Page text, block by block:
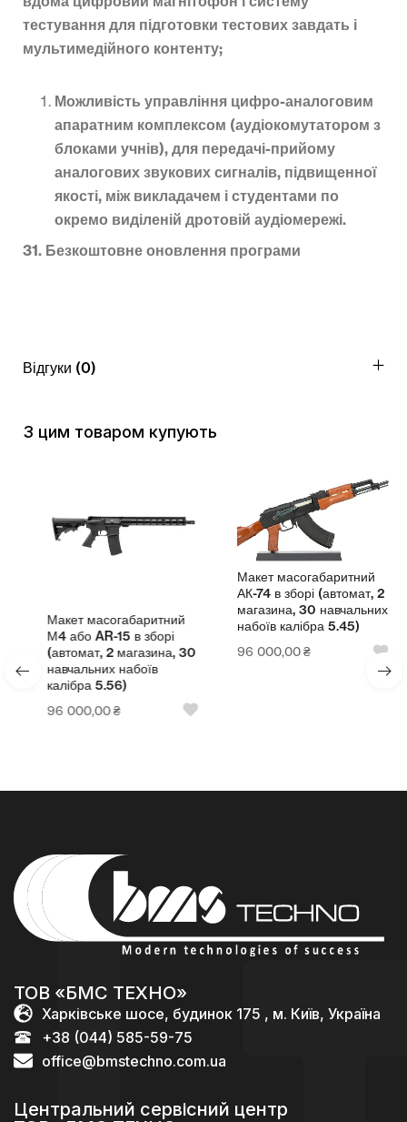
тестування для підготовки тестових завдать і
мультимедійного контенту;
Можливість управління цифро-аналоговим
апаратним комплексом (аудіокомутатором з
блоками учнів), для передачі-прийому
аналогових звукових сигналів, підвищенної
якості, між викладачем і студентами по
окремо виділеній дротовій аудіомережі.
31. Безкоштовне оновлення програми
Відгуки (0)
З цим товаром купують
Макет масогабаритний
М4 або AR-15 в зборі
(автомат, 2 магазина, 30
навчальних набоїв
калібра 5.56)
96 000,00₴
Макет масогабаритний
АК-74 в зборі (автомат, 2
магазина, 30 навчальних
набоїв калібра 5.45)
96 000,00₴
ТОВ «БМС ТЕХНО»
Харківське шосе, будинок 175 , м. Київ, Україна
+38 (044) 585-59-75
office@bmstechno.com.ua
Центральний сервісний центр